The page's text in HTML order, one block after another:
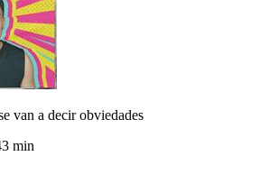
van a decir obviedades
min